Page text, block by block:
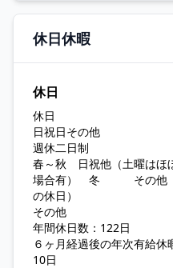
休日休暇
休日
休日
日祝日その他
週休二日制
春～秋 日祝他（土曜はほ
場合有） 冬 その他（
の休日）
その他
年間休日数：122日
６ヶ月経過後の年次有給休
10日